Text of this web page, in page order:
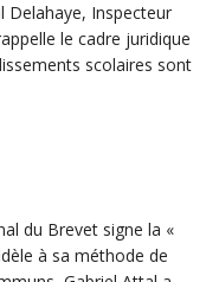
Delahaye, Inspecteur
le cadre juridique
scolaires sont
du Brevet signe la «
à sa méthode de